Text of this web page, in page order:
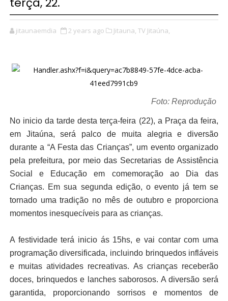
jitaunaemdia 2 years ago Jitauna, TV Jitaúna,
Foto: Reprodução
No inicio da tarde desta terça-feira (22), a Praça da feira,
em Jitaúna, será palco de muita alegria e diversão
durante a “A Festa das Crianças”, um evento organizado
pela prefeitura, por meio das Secretarias de Assistência
Social e Educação em comemoração ao Dia das
Crianças. Em sua segunda edição, o evento já tem se
tornado uma tradição no mês de outubro e proporciona
momentos inesquecíveis para as crianças.
A festividade terá inicio ás 15hs, e vai contar com uma
programação diversificada, incluindo brinquedos infláveis
e muitas atividades recreativas. As crianças receberão
doces, brinquedos e lanches saborosos. A diversão será
garantida, proporcionando sorrisos e momentos de